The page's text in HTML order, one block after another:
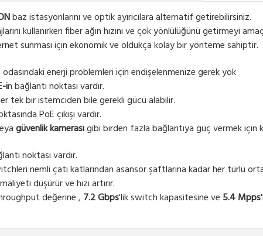
baz istasyonlarını ve optik ayırıcılara alternatif getirebilirsiniz.
kullanırken fiber ağın hızını ve çok yönlülüğünü getirmeyi
sunması için ekonomik ve oldukça kolay bir yönteme sahiptir.
enerji problemleri için endişelenmenize gerek yok
in bağlantı noktası vardır.
tek bir istemciden bile gerekli gücü alabilir.
PoE çıkışı vardır.
güvenlik kamerasıgibi birden fazla bağlantıya güç vermek için
noktası vardır.
nemli çatı katlarından asansör şaftlarına kadar her türlü
düşürür ve hızı artırır.
değerine , 7.2 Gbps'lik switch kapasitesine ve 5.4 Mpps